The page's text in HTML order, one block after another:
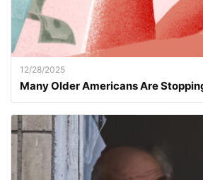
12/28/2025
Many Older Americans Are